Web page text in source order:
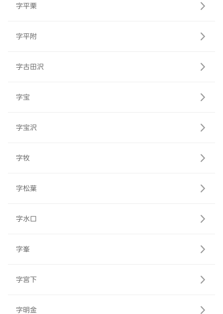
字平栗
字平附
字古田沢
字宝
字宝沢
字牧
字松葉
字水口
字峯
字宮下
字明金